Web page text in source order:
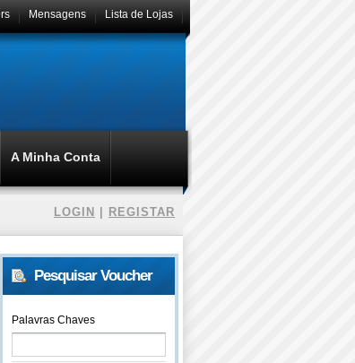
Lista de Lojas
Mensagens
A Minha Conta
LOGIN REGISTAR
Pesquisar Voucher
Palavras Chaves